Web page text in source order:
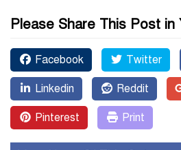
Please Share This Post in
Facebook Twitter
Linkedin Reddit
Pinterest Print